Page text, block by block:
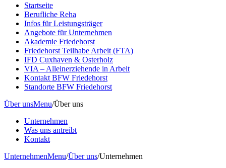
Startseite
Berufliche Reha
Infos für Leistungsträger
Angebote für Unternehmen
Akademie Friedehorst
Friedehorst Teilhabe Arbeit (FTA)
IFD Cuxhaven & Osterholz
VIA – Alleinerziehende in Arbeit
Kontakt BFW Friedehorst
Standorte BFW Friedehorst
Über unsMenu/Über uns
Unternehmen
Was uns antreibt
Kontakt
UnternehmenMenu/Über uns/Unternehmen